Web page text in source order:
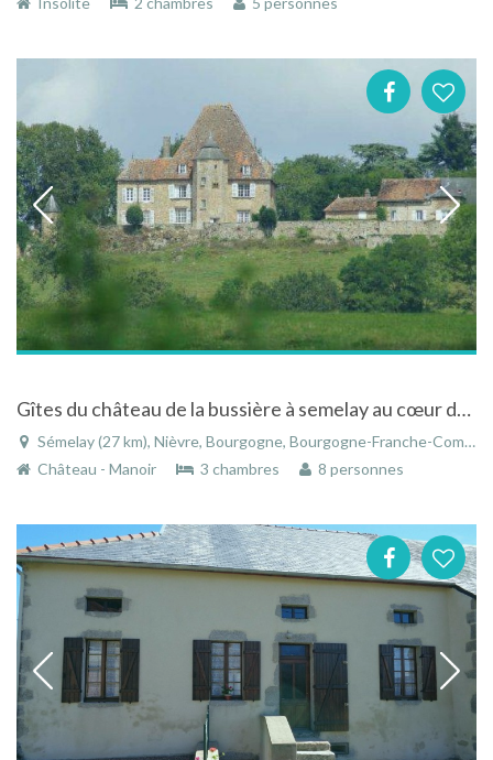
Gîtes du château de la bussière à semelay au cœur du parc régional du morvan en bourgogne
Sémelay (27 km), Nièvre, Bourgogne, Bourgogne-Franche-Comté, France
Château - Manoir
3 chambres 8 personnes